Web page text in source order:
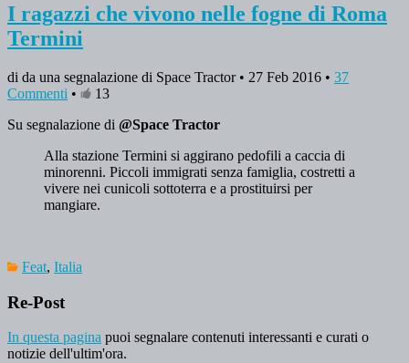
I ragazzi che vivono nelle fogne di Roma
Termini
di da una segnalazione di Space Tractor • 27 Feb 2016 • 37
Commenti •
13
Su segnalazione di @Space Tractor
Alla stazione Termini si aggirano pedofili a caccia di
minorenni. Piccoli immigrati senza famiglia, costretti a
vivere nei cunicoli sottoterra e a prostituirsi per
mangiare.
Feat, Italia
Re-Post
In questa pagina puoi segnalare contenuti interessanti e curati o
notizie dell'ultim'ora.